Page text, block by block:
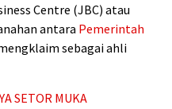
Centre (JBC) atau
antara Pemerintah
sebagai ahli
SETOR MUKA